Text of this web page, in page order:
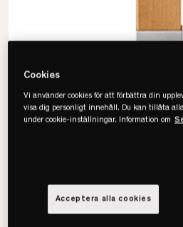
Hästens
Fyrkant Med
Cookies
Vi använder cookies för att förbättra din
visa dig personligt innehåll. Du kan tillåta
under cookie-inställningar. Information om
Acceptera alla cookies